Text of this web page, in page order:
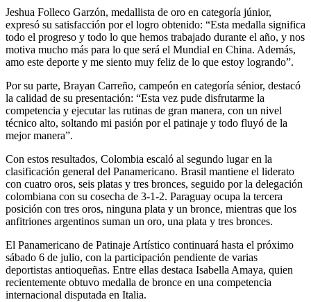
Jeshua Folleco Garzón, medallista de oro en categoría júnior,
expresó su satisfacción por el logro obtenido: “Esta medalla significa
todo el progreso y todo lo que hemos trabajado durante el año, y nos
motiva mucho más para lo que será el Mundial en China. Además,
amo este deporte y me siento muy feliz de lo que estoy logrando”.
Por su parte, Brayan Carreño, campeón en categoría sénior, destacó
la calidad de su presentación: “Esta vez pude disfrutarme la
competencia y ejecutar las rutinas de gran manera, con un nivel
técnico alto, soltando mi pasión por el patinaje y todo fluyó de la
mejor manera”.
Con estos resultados, Colombia escaló al segundo lugar en la
clasificación general del Panamericano. Brasil mantiene el liderato
con cuatro oros, seis platas y tres bronces, seguido por la delegación
colombiana con su cosecha de 3-1-2. Paraguay ocupa la tercera
posición con tres oros, ninguna plata y un bronce, mientras que los
anfitriones argentinos suman un oro, una plata y tres bronces.
El Panamericano de Patinaje Artístico continuará hasta el próximo
sábado 6 de julio, con la participación pendiente de varias
deportistas antioqueñas. Entre ellas destaca Isabella Amaya, quien
recientemente obtuvo medalla de bronce en una competencia
internacional disputada en Italia.